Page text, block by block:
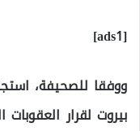
[ads1]
ووفقا للصحيفة،
بيروت لقرار